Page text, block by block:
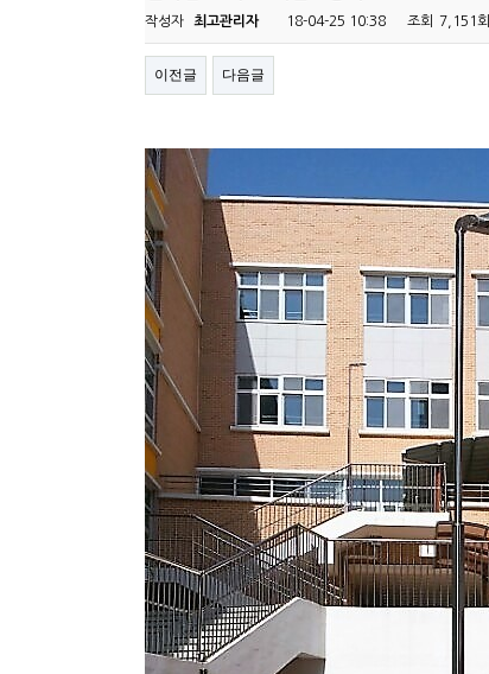
작성자 최고관리자 18-04-25 10:38 조회 7,151회
이전글 다음글